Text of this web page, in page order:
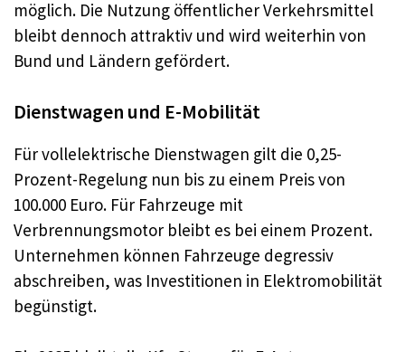
möglich. Die Nutzung öffentlicher Verkehrsmittel
bleibt dennoch attraktiv und wird weiterhin von
Bund und Ländern gefördert.
Dienstwagen und E-Mobilität
Für vollelektrische Dienstwagen gilt die 0,25-
Prozent-Regelung nun bis zu einem Preis von
100.000 Euro. Für Fahrzeuge mit
Verbrennungsmotor bleibt es bei einem Prozent.
Unternehmen können Fahrzeuge degressiv
abschreiben, was Investitionen in Elektromobilität
begünstigt.